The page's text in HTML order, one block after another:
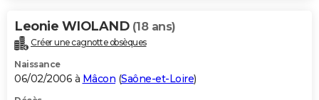
Leonie WIOLAND (18 ans)
Créer une cagnotte obsèques
Naissance
06/02/2006 à Mâcon (Saône-et-Loire)